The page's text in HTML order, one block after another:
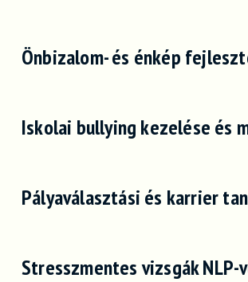
Önbizalom- és énkép
Iskolai bullying kezelése és
Pályaválasztási és karrier
Stresszmentes vizsgák NLP-